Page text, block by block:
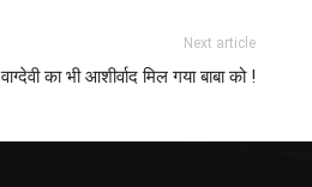
Next article
वाग्देवी का भी आशीर्वाद मिल गया बाबा को !